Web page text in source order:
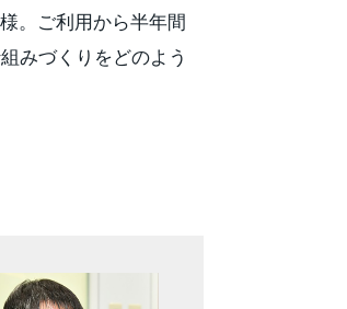
。ご利用から半年間
みづくりをどのよう